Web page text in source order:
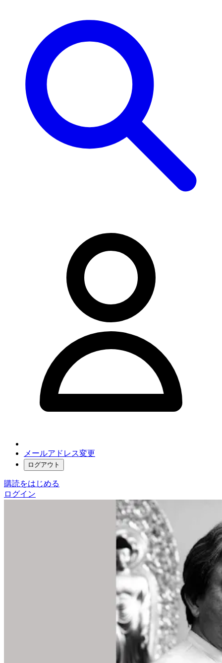
メールアドレス変更
ログアウト
購読をはじめる
ログイン